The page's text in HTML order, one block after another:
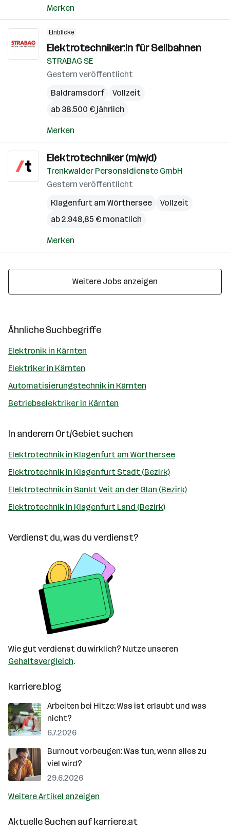
Merken
Einblicke
Elektrotechniker:in für Seilbahnen
STRABAG SE
Gestern veröffentlicht
Baldramsdorf
Vollzeit
ab 38.500 € jährlich
Merken
Elektrotechniker (m/w/d)
Trenkwalder Personaldienste GmbH
Gestern veröffentlicht
Klagenfurt am Wörthersee
Vollzeit
ab 2.948,85 € monatlich
Merken
Weitere Jobs anzeigen
Ähnliche Suchbegriffe
Elektronik in Kärnten
Elektriker in Kärnten
Automatisierungstechnik in Kärnten
Betriebselektriker in Kärnten
In anderem Ort/Gebiet suchen
Elektrotechnik in Klagenfurt am Wörthersee
Elektrotechnik in Klagenfurt Stadt (Bezirk)
Elektrotechnik in Sankt Veit an der Glan (Bezirk)
Elektrotechnik in Klagenfurt Land (Bezirk)
Verdienst du, was du verdienst?
Wie gut verdienst du wirklich? Nutze unseren
Gehaltsvergleich.
karriere.blog
Arbeiten bei Hitze: Was ist erlaubt und was
nicht?
6.7.2026
Burnout vorbeugen: Was tun, wenn alles zu
viel wird?
29.6.2026
Weitere Artikel anzeigen
Aktuelle Suchen aufkarriere.at